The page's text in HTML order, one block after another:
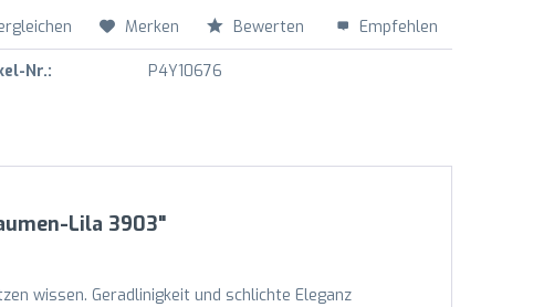
Merken Bewerten Empfehlen
Nr.: P4Y10676
Lila 3903"
wissen. Geradlinigkeit und schlichte Eleganz